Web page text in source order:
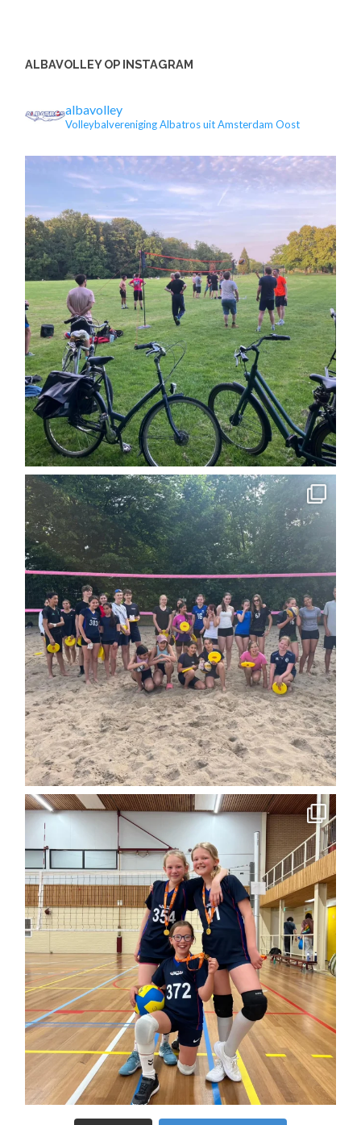
ALBAVOLLEY OP INSTAGRAM
albavolley
Volleybalvereniging Albatros uit Amsterdam Oost